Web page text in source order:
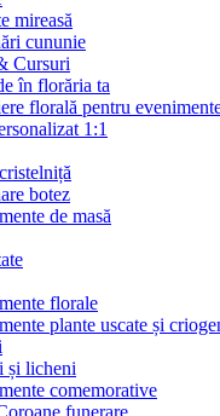
mireasă
cununie
Cursuri
în florăria ta
florală pentru
1:1
botez
de masă
florale
plante uscate și
și licheni
comemorative
funerare